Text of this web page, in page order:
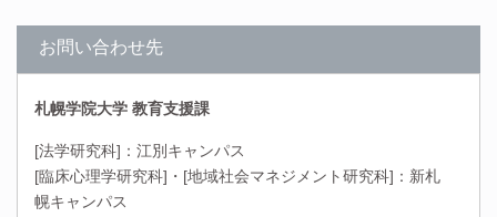
お問い合わせ先
札幌学院大学 教育支援課
[法学研究科]：江別キャンパス
[臨床心理学研究科]・[地域社会マネジメント研究科]：新札
幌キャンパス